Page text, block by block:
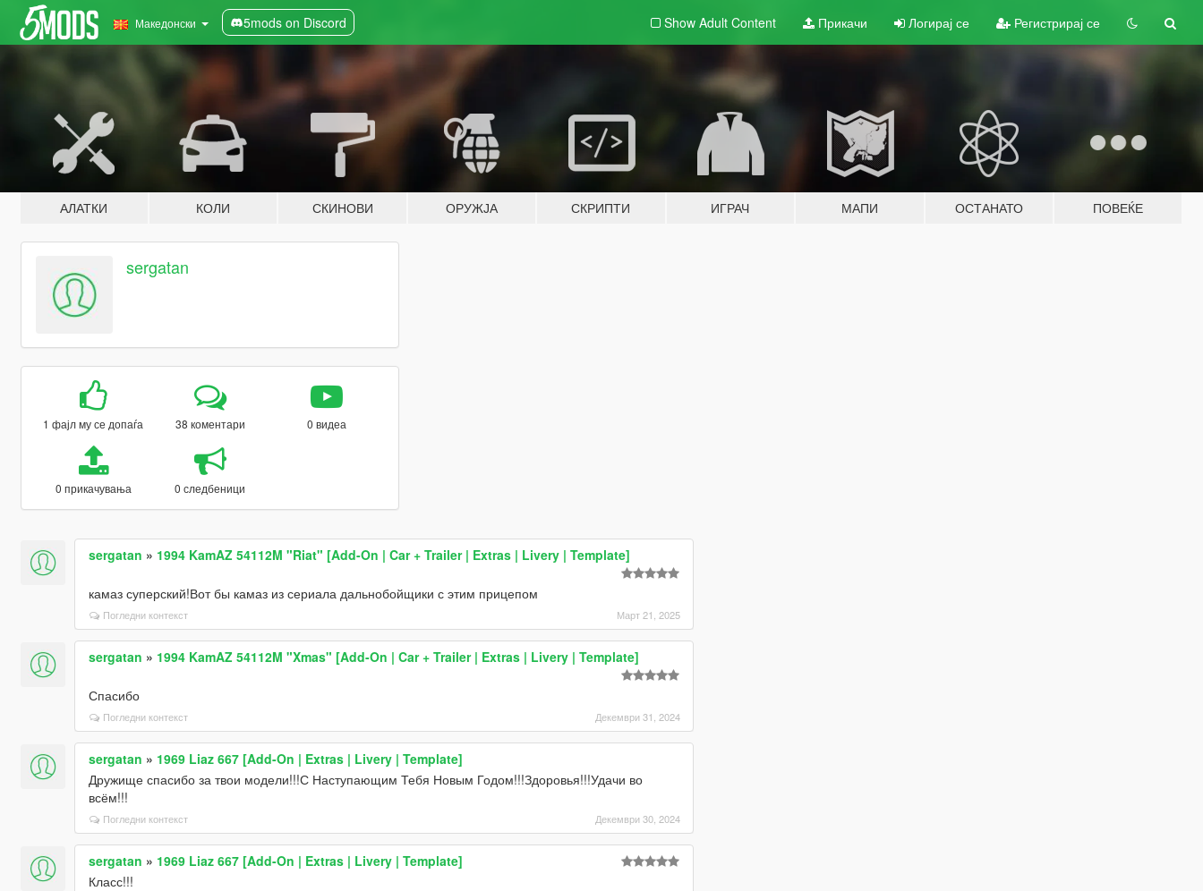
Македонски 5mods on Discord Show Adult Content Прикачи Логирај се Регистрирај се
АЛАТКИ КОЛИ СКИНОВИ ОРУЖЈА СКРИПТИ ИГРАЧ МАПИ ОСТАНАТО ПОВЕЌЕ
sergatan
1 фајл му се допаѓа 38 коментари 0 видеа
0 прикачувања 0 следбеници
sergatan » 1994 KamAZ 54112M "Riat" [Add-On | Car + Trailer | Extras | Livery | Template]
камаз суперский!Вот бы камаз из сериала дальнобойщики с этим прицепом
Погледни контекст Март 21, 2025
sergatan » 1994 KamAZ 54112M "Xmas" [Add-On | Car + Trailer | Extras | Livery | Template]
Спасибо
Погледни контекст Декември 31, 2024
sergatan » 1969 Liaz 667 [Add-On | Extras | Livery | Template]
Дружище спасибо за твои модели!!!С Наступающим Тебя Новым Годом!!!Здоровья!!!Удачи во
всём!!!
Погледни контекст Декември 30, 2024
sergatan » 1969 Liaz 667 [Add-On | Extras | Livery | Template]
Класс!!!